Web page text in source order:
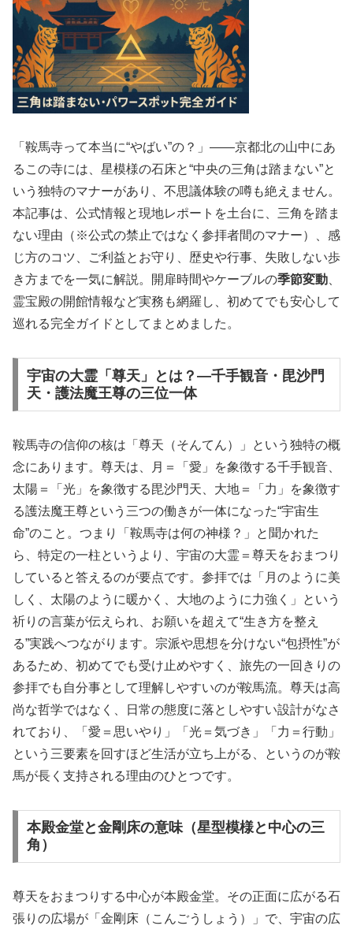
「鞍馬寺って本当に“やばい”の？」――京都北の山中にあ
るこの寺には、星模様の石床と“中央の三角は踏まない”と
いう独特のマナーがあり、不思議体験の噂も絶えません。
本記事は、公式情報と現地レポートを土台に、三角を踏ま
ない理由（※公式の禁止ではなく参拝者間のマナー）、感
じ方のコツ、ご利益とお守り、歴史や行事、失敗しない歩
き方までを一気に解説。開扉時間やケーブルの季節変動
霊宝殿の開館情報など実務も網羅し、初めてでも安心して
巡れる完全ガイドとしてまとめました。
宇宙の大霊「尊天」とは？—千手観音・毘沙門
天・護法魔王尊の三位一体
鞍馬寺の信仰の核は「尊天（そんてん）」という独特の概
念にあります。尊天は、月＝「愛」を象徴する千手観音、
太陽＝「光」を象徴する毘沙門天、大地＝「力」を象徴す
る護法魔王尊という三つの働きが一体になった“宇宙生
命”のこと。つまり「鞍馬寺は何の神様？」と聞かれた
ら、特定の一柱というより、宇宙の大霊＝尊天をおまつり
していると答えるのが要点です。参拝では「月のように美
しく、太陽のように暖かく、大地のように力強く」という
祈りの言葉が伝えられ、お願いを超えて“生き方を整え
る”実践へつながります。宗派や思想を分けない“包摂性”が
あるため、初めてでも受け止めやすく、旅先の一回きりの
参拝でも自分事として理解しやすいのが鞍馬流。尊天は高
尚な哲学ではなく、日常の態度に落としやすい設計がなさ
れており、「愛＝思いやり」「光＝気づき」「力＝行動」
という三要素を回すほど生活が立ち上がる、というのが鞍
馬が長く支持される理由のひとつです。
本殿金堂と金剛床の意味（星型模様と中心の三
角）
尊天をおまつりする中心が本殿金堂。その正面に広がる石
張りの広場が「金剛床（こんごうしょう）」で、宇宙の広